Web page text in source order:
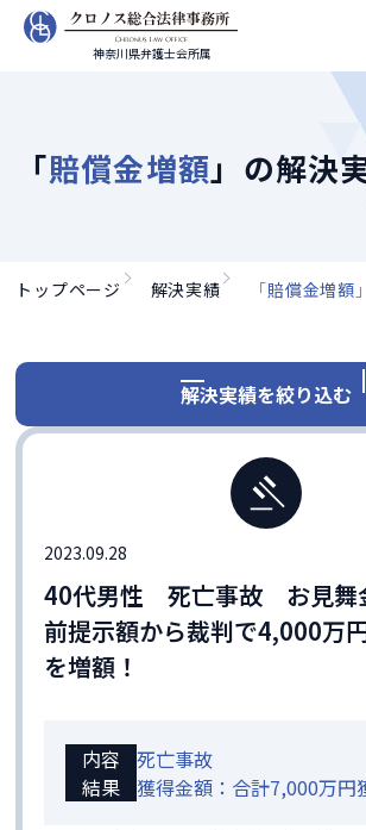
神奈川県弁護士会所属
「賠償金増額 」の解決
トップページ 解決実績 「賠償金増額
2023.09.28
40代男性 死亡事故 お見舞
前提示額から裁判で4,000万
を増額！
内容
死亡事故
結果
獲得金額：合計7,000万円
解決実績を絞り込む